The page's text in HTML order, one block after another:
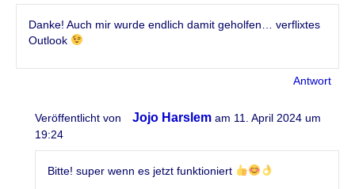
Danke! Auch mir wurde endlich damit geholfen… verflixtes
Outlook
Antwort
Veröffentlicht von Jojo Harslem am 11. April 2024 um
19:24
Bitte! super wenn es jetzt funktioniert